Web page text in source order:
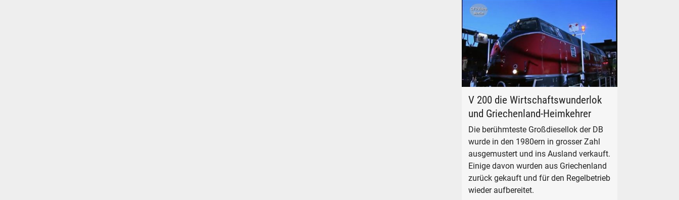
V 200 die Wirtschaftswunderlok
und Griechenland-Heimkehrer
Die berühmteste Großdiesellok der DB
wurde in den 1980ern in grosser Zahl
ausgemustert und ins Ausland verkauft.
Einige davon wurden aus Griechenland
zurück gekauft und für den Regelbetrieb
wieder aufbereitet.